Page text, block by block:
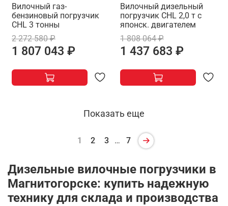
Вилочный газ-
бензиновый погрузчик
CHL 3 тонны
2 272 580 ₽
1 807 043 ₽
Вилочный дизельный
погрузчик CHL 2,0 т с
японск. двигателем
1 808 064 ₽
1 437 683 ₽
Показать еще
1 2 3 … 7
Дизельные вилочные погрузчики в
Магнитогорске: купить надежную
технику для склада и производства